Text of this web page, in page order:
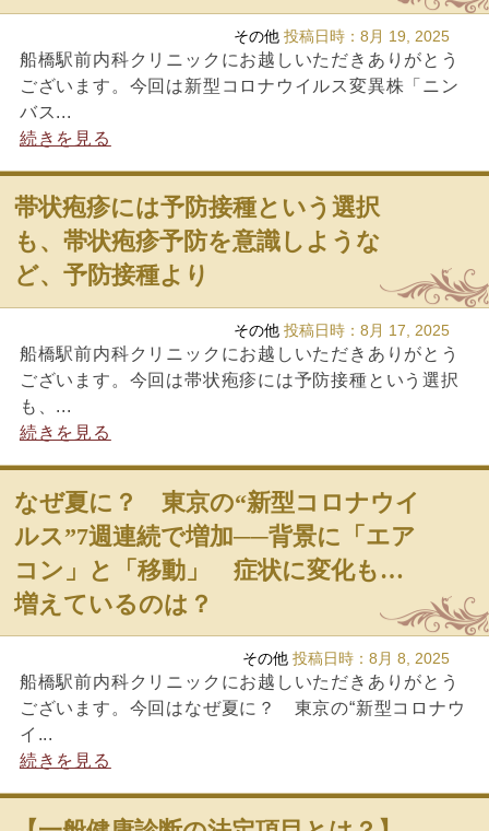
その他 投稿日時：8月 19, 2025
船橋駅前内科クリニックにお越しいただきありがとう
ございます。今回は新型コロナウイルス変異株「ニン
バス...
続きを見る
帯状疱疹には予防接種という選択
も、帯状疱疹予防を意識しような
ど、予防接種より
その他 投稿日時：8月 17, 2025
船橋駅前内科クリニックにお越しいただきありがとう
ございます。今回は帯状疱疹には予防接種という選択
も、...
続きを見る
なぜ夏に？ 東京の“新型コロナウイ
ルス”7週連続で増加──背景に「エア
コン」と「移動」 症状に変化も…
増えているのは？
その他 投稿日時：8月 8, 2025
船橋駅前内科クリニックにお越しいただきありがとう
ございます。今回はなぜ夏に？ 東京の“新型コロナウ
イ...
続きを見る